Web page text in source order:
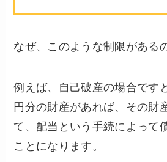
なぜ、このような制限がある
例えば、自己破産の場合です
円分の財産があれば、その財
て、配当という手続によって
ことになります。